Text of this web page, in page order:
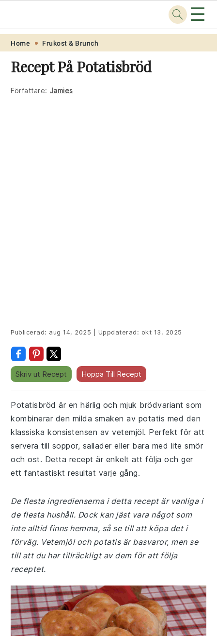
Skip
primary
navigation
Skip
main
content
Skip
primary
sidebar
Skip
footer
Recept.one ☰
Home Frukost & Brunch
Recept På Potatisbröd
Författare: Jamies
Publicerad: aug 14, 2025 Uppdaterad: okt 13, 2025
Skriv ut Recept Hoppa Till Recept
Potatisbröd är en härlig och mjuk brödvariant som
kombinerar den milda smaken av potatis med den
klassiska konsistensen av vetemjöl. Perfekt för att
servera till soppor, sallader eller bara med lite smör
och ost. Detta recept är enkelt att följa och ger
ett fantastiskt resultat varje gång.
De flesta ingredienserna i detta recept är vanliga i
de flesta hushåll. Dock kan jäst vara något som
inte alltid finns hemma, så se till att köpa det i
förväg. Vetemjöl och potatis är basvaror, men se
till att du har tillräckligt av dem för att följa
receptet.